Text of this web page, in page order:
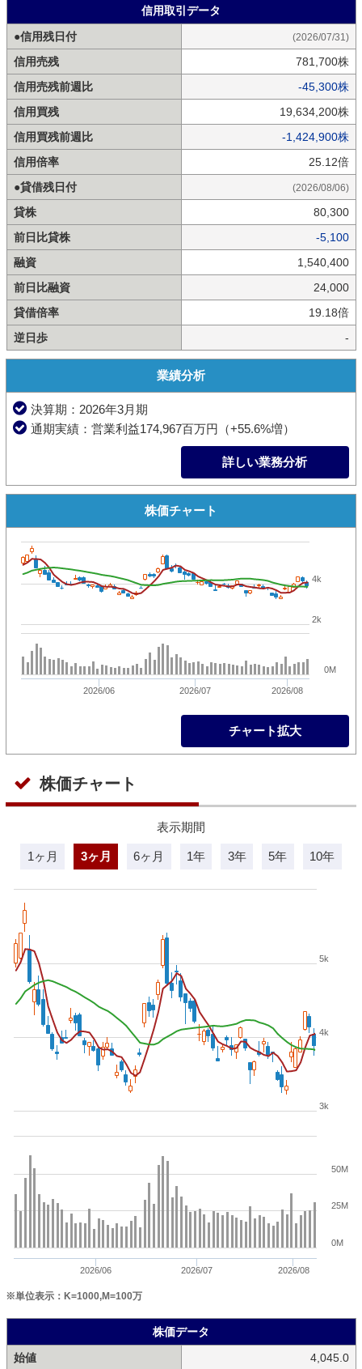
信用取引データ
●信用残日付
(2026/07/31)
信用売残
781,700株
信用売残前週比
-45,300株
信用買残
19,634,200株
信用買残前週比
-1,424,900株
信用倍率
25.12倍
●貸借残日付
(2026/08/06)
貸株
80,300
前日比貸株
-5,100
融資
1,540,400
前日比融資
24,000
貸借倍率
19.18倍
逆日歩
-
業績分析
決算期：2026年3月期
通期実績：営業利益174,967百万円（+55.6%増）
詳しい業務分析
株価チャート
2026/06 2026/07 2026/08
2k
4k
0M
チャート拡大
株価チャート
表示期間
1ヶ月 3ヶ月 6ヶ月 1年 3年 5年 10年
2026/06 2026/07 2026/08
3k
4k
5k
0M
25M
50M
※単位表示：K=1000,M=100万
株価データ
始値
4,045.0